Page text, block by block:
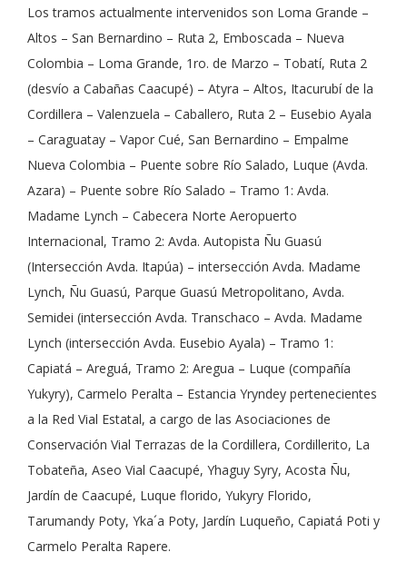
Los tramos actualmente intervenidos son Loma Grande –
Altos – San Bernardino – Ruta 2, Emboscada – Nueva
Colombia – Loma Grande, 1ro. de Marzo – Tobatí, Ruta 2
(desvío a Cabañas Caacupé) – Atyra – Altos, Itacurubí de la
Cordillera – Valenzuela – Caballero, Ruta 2 – Eusebio Ayala
– Caraguatay – Vapor Cué, San Bernardino – Empalme
Nueva Colombia – Puente sobre Río Salado, Luque (Avda.
Azara) – Puente sobre Río Salado – Tramo 1: Avda.
Madame Lynch – Cabecera Norte Aeropuerto
Internacional, Tramo 2: Avda. Autopista Ñu Guasú
(Intersección Avda. Itapúa) – intersección Avda. Madame
Lynch, Ñu Guasú, Parque Guasú Metropolitano, Avda.
Semidei (intersección Avda. Transchaco – Avda. Madame
Lynch (intersección Avda. Eusebio Ayala) – Tramo 1:
Capiatá – Areguá, Tramo 2: Aregua – Luque (compañía
Yukyry), Carmelo Peralta – Estancia Yryndey pertenecientes
a la Red Vial Estatal, a cargo de las Asociaciones de
Conservación Vial Terrazas de la Cordillera, Cordillerito, La
Tobateña, Aseo Vial Caacupé, Yhaguy Syry, Acosta Ñu,
Jardín de Caacupé, Luque florido, Yukyry Florido,
Tarumandy Poty, Yka´a Poty, Jardín Luqueño, Capiatá Poti y
Carmelo Peralta Rapere.